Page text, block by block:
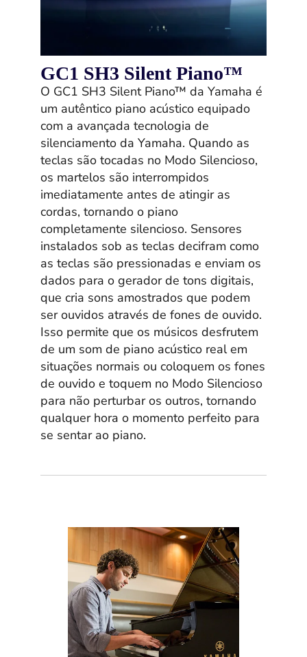
GC1 SH3 Silent Piano™
O GC1 SH3 Silent Piano™ da Yamaha é
um autêntico piano acústico equipado
com a avançada tecnologia de
silenciamento da Yamaha. Quando as
teclas são tocadas no Modo Silencioso,
os martelos são interrompidos
imediatamente antes de atingir as
cordas, tornando o piano
completamente silencioso. Sensores
instalados sob as teclas decifram como
as teclas são pressionadas e enviam os
dados para o gerador de tons digitais,
que cria sons amostrados que podem
ser ouvidos através de fones de ouvido.
Isso permite que os músicos desfrutem
de um som de piano acústico real em
situações normais ou coloquem os fones
de ouvido e toquem no Modo Silencioso
para não perturbar os outros, tornando
qualquer hora o momento perfeito para
se sentar ao piano.